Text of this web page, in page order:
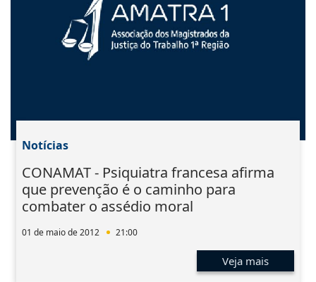
Notícias
CONAMAT - Psiquiatra francesa afirma
que prevenção é o caminho para
combater o assédio moral
01 de maio de 2012 21:00
Veja mais